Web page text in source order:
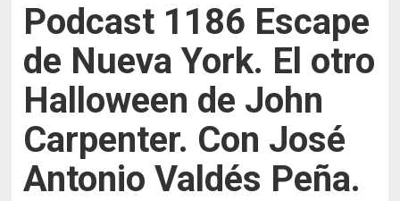
Podcast 1186 Escape
de Nueva York. El otro
Halloween de John
Carpenter. Con José
Antonio Valdés Peña.